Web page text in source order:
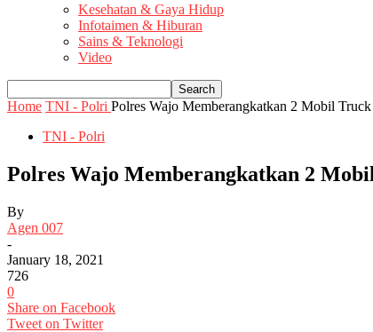
Kesehatan & Gaya Hidup
Infotaimen & Hiburan
Sains & Teknologi
Video
Home TNI - Polri Polres Wajo Memberangkatkan 2 Mobil
TNI - Polri
Polres Wajo Memberangkatkan 2
By
Agen 007
-
January 18, 2021
726
0
Share on Facebook
Tweet on Twitter